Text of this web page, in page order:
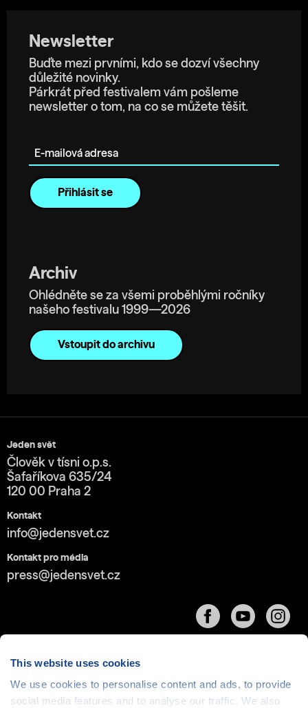
This website uses cookies
We use cookies to personalise content and ads, to provide
social media features and to analyse our traffic. We also
Newsletter
Buďte mezi prvními, kdo se dozví všechny
důležité novinky.
Párkrát před festivalem vám pošleme
newsletter o tom, na co se můžete těšit.
Archiv
Ohlédněte se za všemi proběhlými ročníky
našeho festivalu 1999—2026
Vstoupit do archivu
Jeden svět
Člověk v tísni o.p.s.
Šafaříkova 635/24
120 00 Praha 2
Kontakt
info@jedensvet.cz
Kontakt pro média
press@jedensvet.cz
Cookies| © 1999-2026 Člověk v tísni o.p.s., web běží